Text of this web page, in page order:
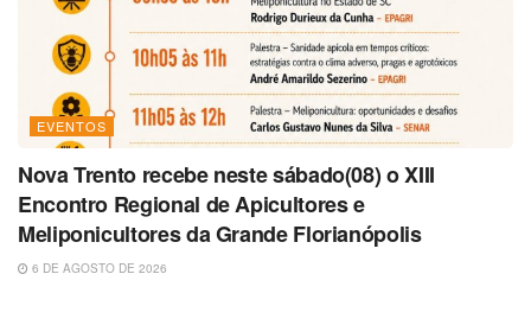
EVENTOS
Nova Trento recebe neste sábado(08) o XIII
Encontro Regional de Apicultores e
Meliponicultores da Grande Florianópolis
6 DE AGOSTO DE 2026